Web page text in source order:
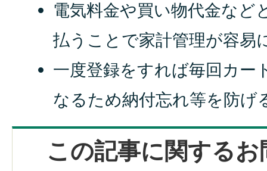
電気料金や買い物代金など
払うことで家計管理が容易
一度登録をすれば毎回カー
なるため納付忘れ等を防げ
この記事に関する